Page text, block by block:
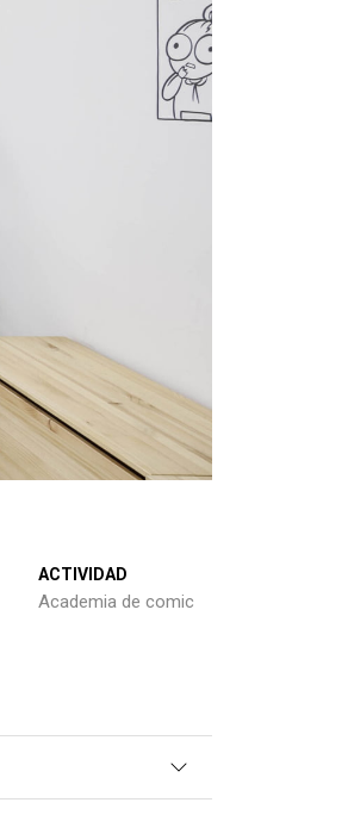
ACTIVIDAD
Academia de comic